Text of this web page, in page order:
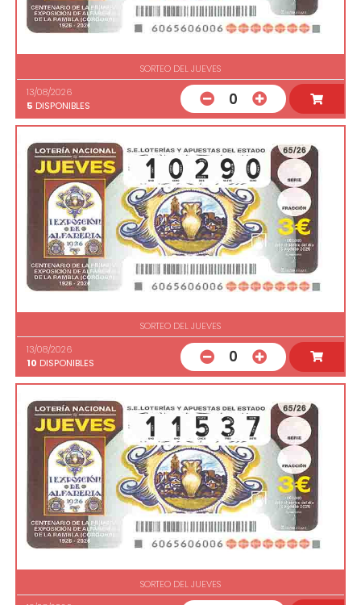
SORTEO DEL JUEVES
13/08/2026
5 DISPONIBLES 0
SORTEO DEL JUEVES
13/08/2026
10 DISPONIBLES 0
SORTEO DEL JUEVES